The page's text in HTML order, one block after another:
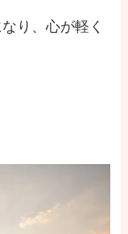
り、心が軽く